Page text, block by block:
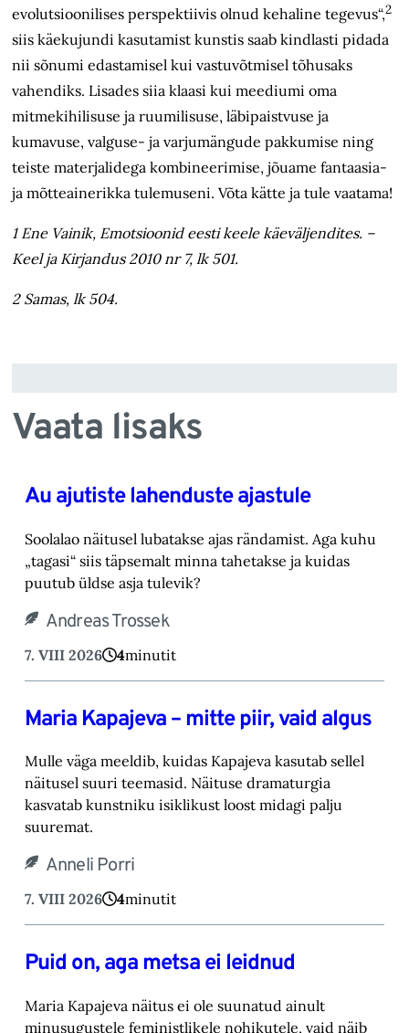
evolutsioonilises perspektiivis olnud kehaline tegevus“,2
siis käekujundi kasutamist kunstis saab kindlasti pidada
nii sõnumi edastamisel kui vastuvõtmisel tõhusaks
vahendiks. Lisades siia klaasi kui meediumi oma
mitmekihilisuse ja ruumilisuse, läbipaistvuse ja
kumavuse, valguse- ja varjumängude pakkumise ning
teiste materjalidega kombineerimise, jõuame fantaasia-
ja mõtteainerikka tulemuseni. Võta kätte ja tule vaatama!
1 Ene Vainik, Emotsioonid eesti keele käeväljendites. –
Keel ja Kirjandus 2010 nr 7, lk 501.
2 Samas, lk 504.
Vaata lisaks
Au ajutiste lahenduste ajastule
Soolalao näitusel lubatakse ajas rändamist. Aga kuhu
„tagasi“ siis täpsemalt minna tahetakse ‎ja kuidas
puutub üldse asja tulevik?‎
Andreas Trossek
7. VIII 2026 4minutit
Maria Kapajeva – mitte piir, vaid algus
Mulle väga meeldib, kuidas Kapajeva kasutab sellel
näitusel suuri teemasid. Näituse drama‎turgia
kasvatab kunstniku isiklikust loost midagi palju
suuremat.‎
Anneli Porri
7. VIII 2026 4minutit
Puid on, aga metsa ei leidnud
Maria Kapajeva näitus ei ole suunatud ainult
minusugustele feministlikele nohikutele, vaid ‎näib